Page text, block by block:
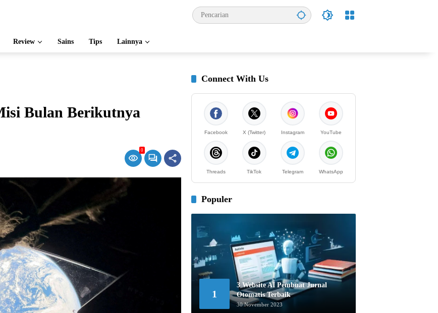
Review Sains Tips Lainnya
Bulan Berikutnya
0
Connect With Us
Facebook X (Twitter) Instagram YouTube
Threads TikTok Telegram WhatsApp
Populer
1
3 Website AI Pembuat Jurnal
Otomatis Terbaik
30 November 2023